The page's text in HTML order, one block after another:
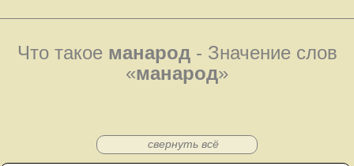
Что такое манарод- Значение слов
«манарод»
свернуть всё